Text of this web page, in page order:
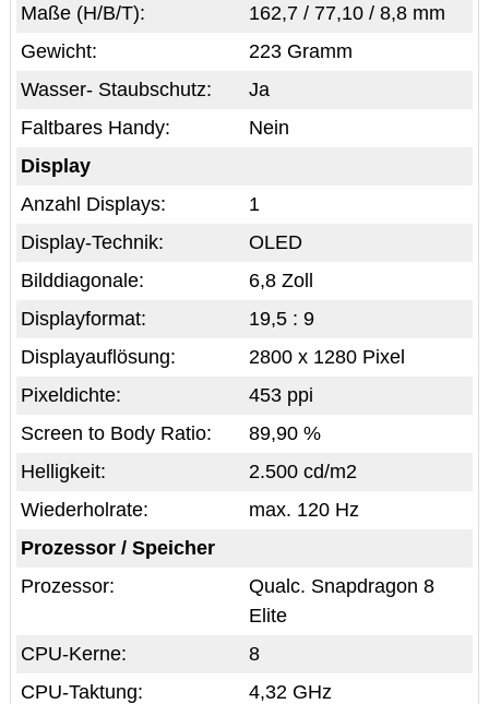
162,7 / 77,10 / 8,8 mm
Maße (H/B/T):
223 Gramm
Gewicht:
Ja
Wasser- Staubschutz:
Nein
Faltbares Handy:
Display
1
Anzahl Displays:
OLED
Display-Technik:
6,8 Zoll
Bilddiagonale:
19,5 : 9
Displayformat:
2800 x 1280 Pixel
Displayauflösung:
453 ppi
Pixeldichte:
89,90 %
Screen to Body Ratio:
2.500 cd/m2
Helligkeit:
max. 120 Hz
Wiederholrate:
Prozessor / Speicher
Qualc. Snapdragon 8
Elite
Prozessor:
8
CPU-Kerne:
4,32 GHz
CPU-Taktung: